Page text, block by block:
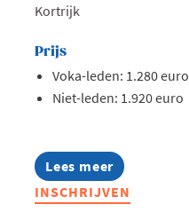
Kortrijk
Prijs
Voka-leden: 1.280 euro
Niet-leden: 1.920 euro
Lees meer
about
Lerend
Netwerk
INSCHRIJVEN